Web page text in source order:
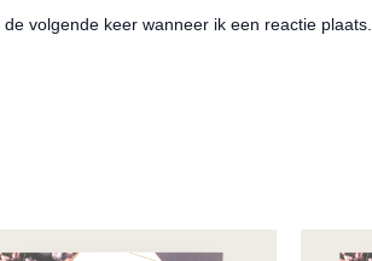
volgende keer wanneer ik een reactie plaats.